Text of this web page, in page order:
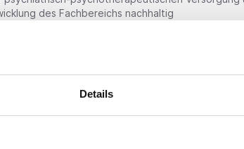
Details
des Fachbereichs nachhaltig
Oberarzt Innere Medizin und Kardiologie (m/
FIND YOUR EXPERT – MEDICAL RECRUITING
Klinik im Raum Hanau mit ca. 320 Betten suchen wir Sie als